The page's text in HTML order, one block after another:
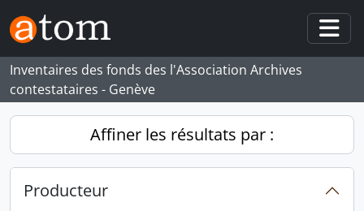
Skip to main content
Inventaires des fonds des l'Association Archives
contestataires - Genève
Affiner les résultats par :
Producteur